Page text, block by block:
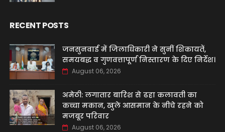
RECENT POSTS
जनसुनवाई में जिलाधिकारी ने सुनीं शिकायतें,
समयबद्ध व गुणवत्तापूर्ण निस्तारण के दिए निर्देश।
August 06, 2026
अमेठी: लगातार बारिश से ढहा कलावती का
कच्चा मकान, खुले आसमान के नीचे रहने को
मजबूर परिवार
August 06, 2026